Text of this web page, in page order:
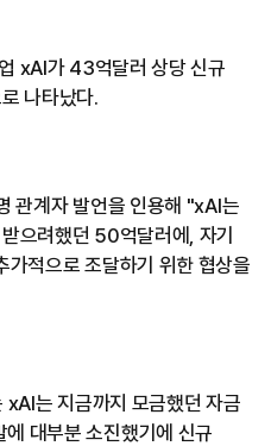
xAI가 43억달러 상당 신규
나타났다.
관계자 발언을 인용해 "xAI는
으려했던 50억달러에, 자기
적으로 조달하기 위한 협상을
는 지금까지 모금했던 자금
대부분 소진했기에 신규